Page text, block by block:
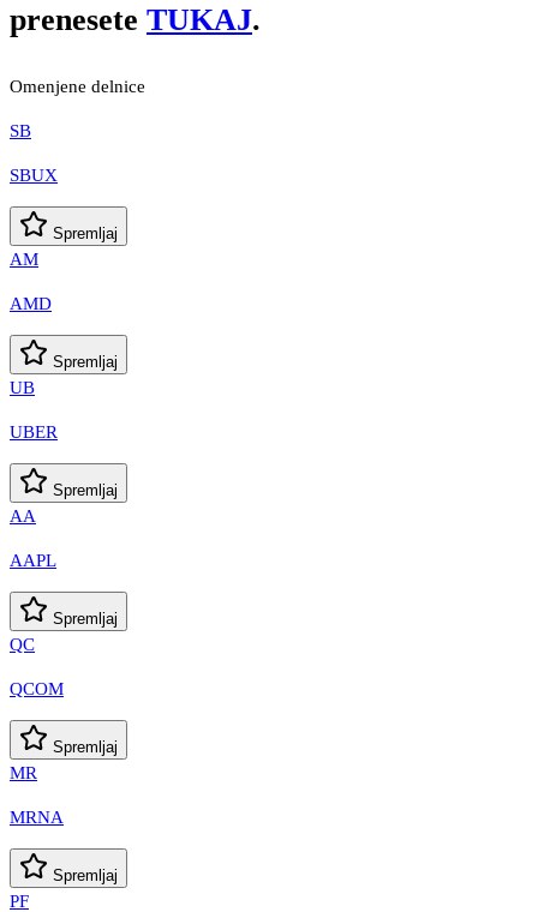
prenesete TUKAJ.
Omenjene delnice
SB
SBUX
Spremljaj
AM
AMD
Spremljaj
UB
UBER
Spremljaj
AA
AAPL
Spremljaj
QC
QCOM
Spremljaj
MR
MRNA
Spremljaj
PF